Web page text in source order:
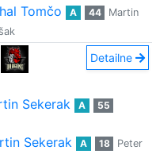
Tomčo A 44
Martin
Detailne
Sekerak A
55
Sekerak A 18
Peter